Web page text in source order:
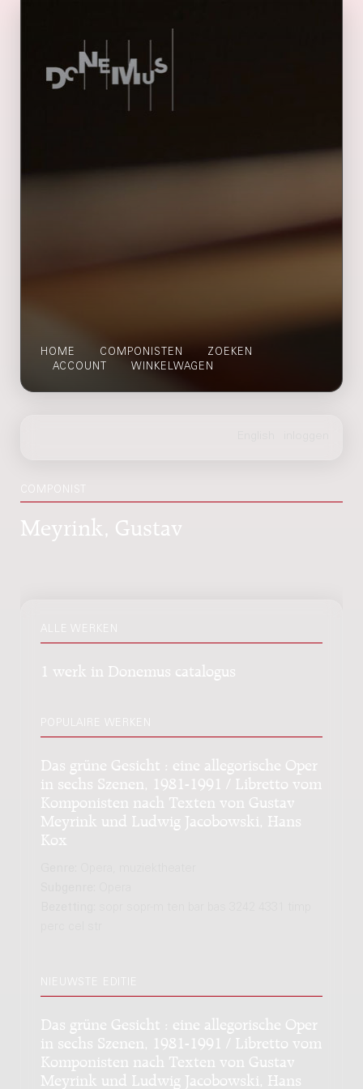
HOME COMPONISTEN
ZOEKEN
ACCOUNT
WINKELWAGEN
ALLE WERKEN
1 werk in Donemus catalogus
POPULAIRE WERKEN
Das grüne Gesicht : eine allegorische Oper
in sechs Szenen, 1981-1991 / Libretto vom
Komponisten nach Texten von Gustav
Meyrink und Ludwig Jacobowski, Hans
Kox
NIEUWSTE EDITIE
Das grüne Gesicht : eine allegorische Oper
in sechs Szenen, 1981-1991 / Libretto vom
Komponisten nach Texten von Gustav
Meyrink und Ludwig Jacobowski, Hans
Meyrink, Gustav